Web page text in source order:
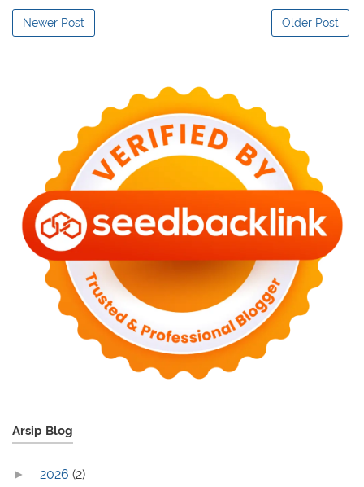
Newer Post Older Post
Arsip Blog
► 2026 (2)